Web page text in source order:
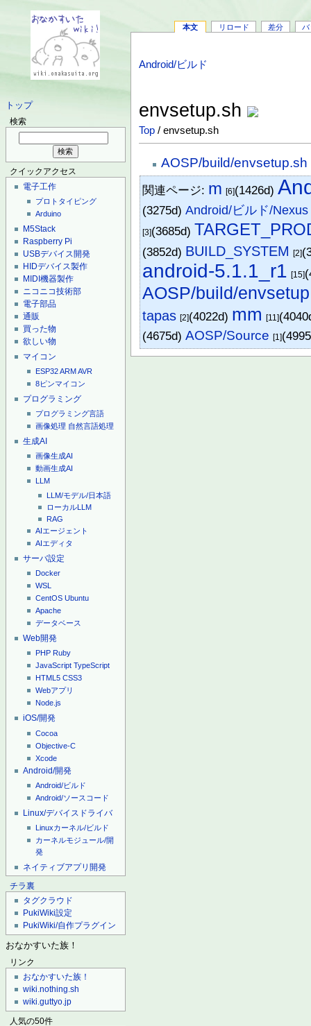
トップ
検索
クイックアクセス
電子工作
プロトタイピング
Arduino
M5Stack
Raspberry Pi
USBデバイス開発
HIDデバイス製作
MIDI機器製作
ニコニコ技術部
電子部品
通販
買った物
欲しい物
マイコン
ESP32ARMAVR
8ピンマイコン
プログラミング
プログラミング言語
画像処理 自然言語処理
生成AI
画像生成AI
動画生成AI
LLM
LLM/モデル/日本語
ローカルLLM
RAG
AIエージェント
AIエディタ
サーバ設定
Docker
WSL
CentOS Ubuntu
Apache
データベース
Web開発
PHP Ruby
JavaScript TypeScript
HTML5 CSS3
Webアプリ
Node.js
iOS/開発
Cocoa
Objective-C
Xcode
Android/開発
Android/ビルド
Android/ソースコード
Linux/デバイスドライバ
Linuxカーネル/ビルド
カーネルモジュール/開
発
ネイティブアプリ開発
チラ裏
タグクラウド
PukiWiki設定
PukiWiki/自作プラグイン
おなかすいた族！
リンク
おなかすいた族！
wiki.nothing.sh
wiki.guttyo.jp
人気の50件
本文 リロード 差分 バ
Android/ビルド
envsetup.sh
Top / envsetup.sh
AOSP/build/envsetup.sh
関連ページ: m [6](1426d)
(3275d)Android/ビルド/Nexus
[3](3685d)
(3852d) BUILD_SYSTEM [2]
android-5.1.1_r1 [15]
AOSP/build/
tapas [2](4022d) mm [11]
(4675d)AOSP/Source [1]